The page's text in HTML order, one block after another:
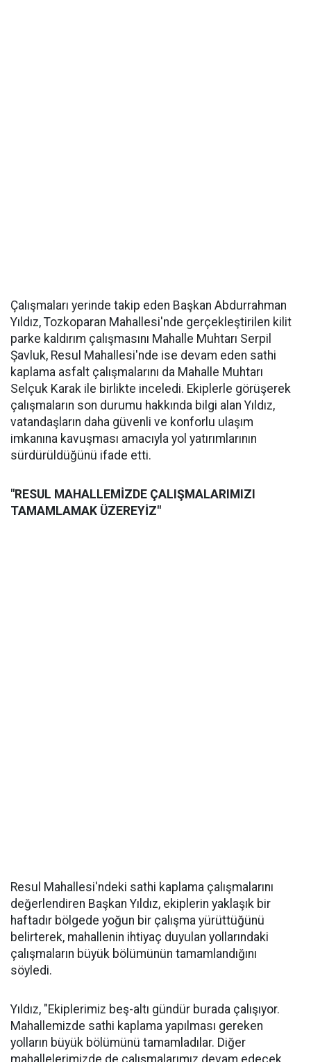
Çalışmaları yerinde takip eden Başkan Abdurrahman
Yıldız, Tozkoparan Mahallesi'nde gerçekleştirilen kilit
parke kaldırım çalışmasını Mahalle Muhtarı Serpil
Şavluk, Resul Mahallesi'nde ise devam eden sathi
kaplama asfalt çalışmalarını da Mahalle Muhtarı
Selçuk Karak ile birlikte inceledi. Ekiplerle görüşerek
çalışmaların son durumu hakkında bilgi alan Yıldız,
vatandaşların daha güvenli ve konforlu ulaşım
imkanına kavuşması amacıyla yol yatırımlarının
sürdürüldüğünü ifade etti.
"RESUL MAHALLEMİZDE ÇALIŞMALARIMIZI
TAMAMLAMAK ÜZEREYİZ"
Resul Mahallesi'ndeki sathi kaplama çalışmalarını
değerlendiren Başkan Yıldız, ekiplerin yaklaşık bir
haftadır bölgede yoğun bir çalışma yürüttüğünü
belirterek, mahallenin ihtiyaç duyulan yollarındaki
çalışmaların büyük bölümünün tamamlandığını
söyledi.
Yıldız, "Ekiplerimiz beş-altı gündür burada çalışıyor.
Mahallemizde sathi kaplama yapılması gereken
yolların büyük bölümünü tamamladılar. Diğer
mahallelerimizde de çalışmalarımız devam edecek.